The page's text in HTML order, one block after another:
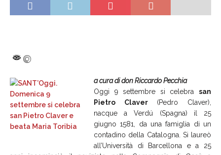
a cura di don Riccardo Pecchia
Oggi 9 settembre si celebra san
Pietro Claver(Pedro Claver),
nacque a Verdú (Spagna) il 25
giugno 1581, da una famiglia di un
contadino della Catalogna. Si laureò
all’Università di Barcellona e a 25